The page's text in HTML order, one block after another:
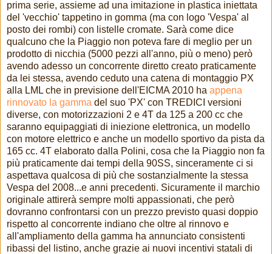
prima serie, assieme ad una imitazione in plastica iniettata
del 'vecchio' tappetino in gomma (ma con logo 'Vespa' al
posto dei rombi) con listelle cromate. Sarà come dice
qualcuno che la Piaggio non poteva fare di meglio per un
prodotto di nicchia (5000 pezzi all'anno, più o meno) però
avendo adesso un concorrente diretto creato praticamente
da lei stessa, avendo ceduto una catena di montaggio PX
alla LML che in previsione dell'EICMA 2010 ha appena
rinnovato la gamma del suo 'PX' con TREDICI versioni
diverse, con motorizzazioni 2 e 4T da 125 a 200 cc che
saranno equipaggiati di iniezione elettronica, un modello
con motore elettrico e anche un modello sportivo da pista da
165 cc. 4T elaborato dalla Polini, cosa che la Piaggio non fa
più praticamente dai tempi della 90SS, sinceramente ci si
aspettava qualcosa di più che sostanzialmente la stessa
Vespa del 2008...e anni precedenti. Sicuramente il marchio
originale attirerà sempre molti appassionati, che però
dovranno confrontarsi con un prezzo previsto quasi doppio
rispetto al concorrente indiano che oltre al rinnovo e
all'ampliamento della gamma ha annunciato consistenti
ribassi del listino, anche grazie ai nuovi incentivi statali di